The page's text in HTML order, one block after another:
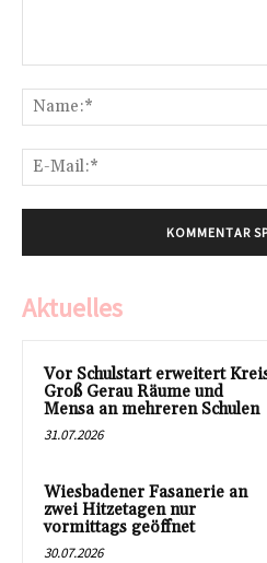
Aktuelles
Vor Schulstart erweitert
Groß Gerau Räume und
Mensa an mehreren Schulen
31.07.2026
Wiesbadener Fasanerie an
zwei Hitzetagen nur
vormittags geöffnet
30.07.2026